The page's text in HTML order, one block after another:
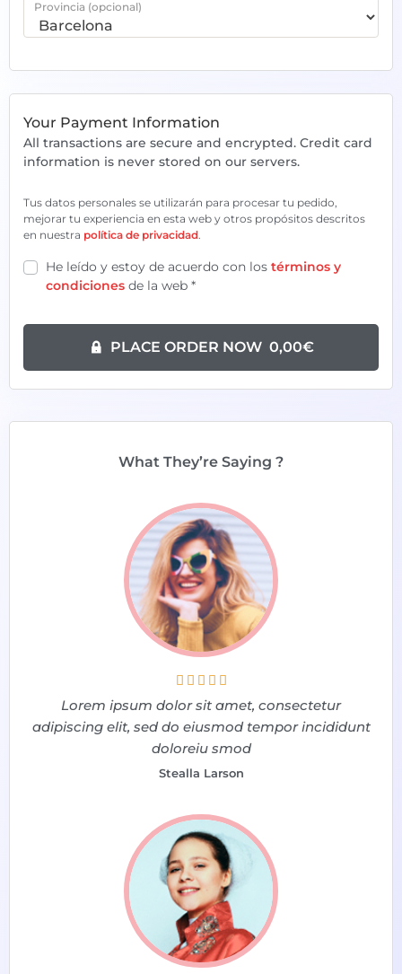
Provincia (opcional)
Your Payment Information
All transactions are secure and encrypted. Credit card
information is never stored on our servers.
Tus datos personales se utilizarán para procesar tu pedido,
mejorar tu experiencia en esta web y otros propósitos descritos
en nuestra política de privacidad.
He leído y estoy de acuerdo con los términos y
condiciones de la web *
PLACE ORDER NOW 0,00€
What They’re Saying ?
    
Lorem ipsum dolor sit amet, consectetur
adipiscing elit, sed do eiusmod tempor incididunt
doloreiu smod
Stealla Larson